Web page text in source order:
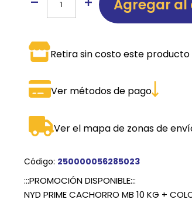
Agregar
Retira sin costo este producto
Ver métodos de pago
Ver el mapa de zonas de
Código: 250000056285023
:::PROMOCIÓN DISPONIBLE:::
NYD PRIME CACHORRO MB 10 KG +